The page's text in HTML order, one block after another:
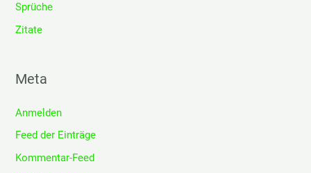
Sprüche
Zitate
Meta
Anmelden
Feed der Einträge
Kommentar-Feed